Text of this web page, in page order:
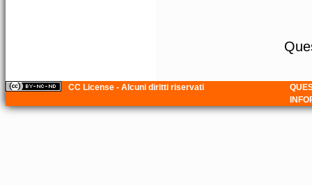
CC License - Alcuni diritti riservati